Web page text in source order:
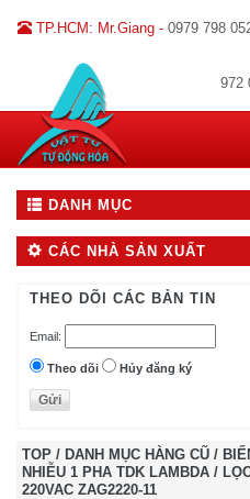
TP.HCM: Mr.Giang - 0979 798
972
DANH MỤC
CÁC NHÀ SẢN XUẤT
THEO DÕI CÁC BẢN TIN
Email:
Theo dõi Hủy đăng ký
TOP / DANH MỤC HÀNG CŨ /
NHIỄU 1 PHA TDK LAMBDA /
220VAC ZAG2220-11